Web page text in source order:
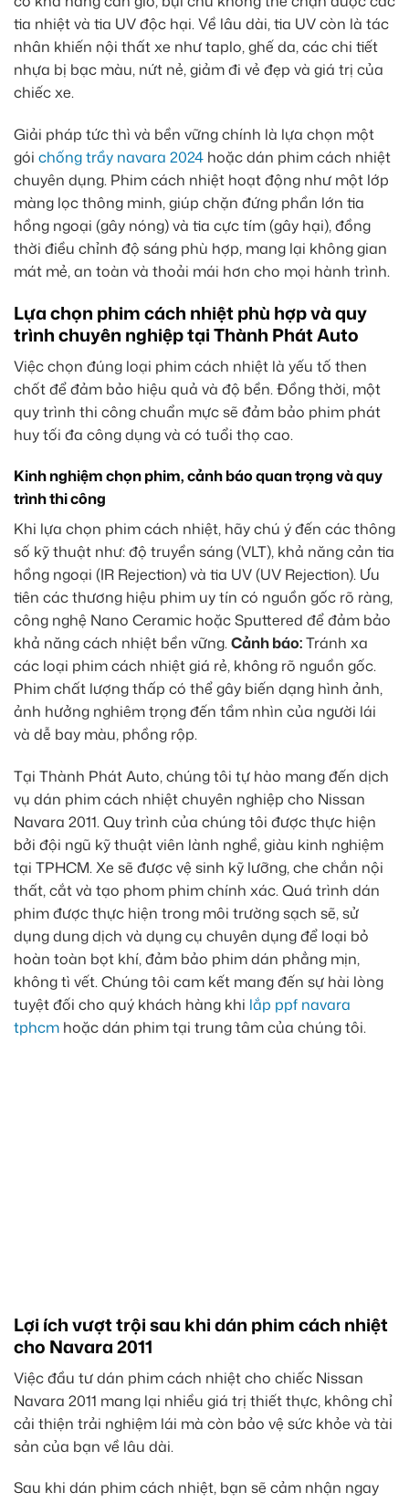
tia nhiệt và tia UV độc hại. Về lâu dài, tia UV còn là tác
nhân khiến nội thất xe như taplo, ghế da, các chi tiết
nhựa bị bạc màu, nứt nẻ, giảm đi vẻ đẹp và giá trị của
chiếc xe.
Giải pháp tức thì và bền vững chính là lựa chọn một
gói chống trầy navara 2024 hoặc dán phim cách nhiệt
chuyên dụng. Phim cách nhiệt hoạt động như một lớp
màng lọc thông minh, giúp chặn đứng phần lớn tia
hồng ngoại (gây nóng) và tia cực tím (gây hại), đồng
thời điều chỉnh độ sáng phù hợp, mang lại không gian
mát mẻ, an toàn và thoải mái hơn cho mọi hành trình.
Lựa chọn phim cách nhiệt phù hợp và quy
trình chuyên nghiệp tại Thành Phát Auto
Việc chọn đúng loại phim cách nhiệt là yếu tố then
chốt để đảm bảo hiệu quả và độ bền. Đồng thời, một
quy trình thi công chuẩn mực sẽ đảm bảo phim phát
huy tối đa công dụng và có tuổi thọ cao.
Kinh nghiệm chọn phim, cảnh báo quan trọng và quy
trình thi công
Khi lựa chọn phim cách nhiệt, hãy chú ý đến các thông
số kỹ thuật như: độ truyền sáng (VLT), khả năng cản tia
hồng ngoại (IR Rejection) và tia UV (UV Rejection). Ưu
tiên các thương hiệu phim uy tín có nguồn gốc rõ ràng,
công nghệ Nano Ceramic hoặc Sputtered để đảm bảo
khả năng cách nhiệt bền vững.Cảnh báo:Tránh xa
các loại phim cách nhiệt giá rẻ, không rõ nguồn gốc.
Phim chất lượng thấp có thể gây biến dạng hình ảnh,
ảnh hưởng nghiêm trọng đến tầm nhìn của người lái
và dễ bay màu, phồng rộp.
Tại Thành Phát Auto, chúng tôi tự hào mang đến dịch
vụ dán phim cách nhiệt chuyên nghiệp cho Nissan
Navara 2011. Quy trình của chúng tôi được thực hiện
bởi đội ngũ kỹ thuật viên lành nghề, giàu kinh nghiệm
tại TPHCM. Xe sẽ được vệ sinh kỹ lưỡng, che chắn nội
thất, cắt và tạo phom phim chính xác. Quá trình dán
phim được thực hiện trong môi trường sạch sẽ, sử
dụng dung dịch và dụng cụ chuyên dụng để loại bỏ
hoàn toàn bọt khí, đảm bảo phim dán phẳng mịn,
không tì vết. Chúng tôi cam kết mang đến sự hài lòng
tuyệt đối cho quý khách hàng khi lắp ppf navara
tphcm hoặc dán phim tại trung tâm của chúng tôi.
Lợi ích vượt trội sau khi dán phim cách nhiệt
cho Navara 2011
Việc đầu tư dán phim cách nhiệt cho chiếc Nissan
Navara 2011 mang lại nhiều giá trị thiết thực, không chỉ
cải thiện trải nghiệm lái mà còn bảo vệ sức khỏe và tài
sản của bạn về lâu dài.
Sau khi dán phim cách nhiệt, bạn sẽ cảm nhận ngay